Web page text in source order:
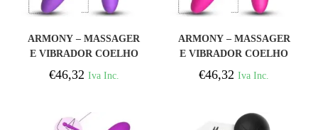
ARMONY – MASSAGER
E VIBRADOR COELHO
ROXO
€46,32 Iva Inc.
ARMONY – MASSAGER
E VIBRADOR COELHO
FÚCSIA
€46,32 Iva Inc.